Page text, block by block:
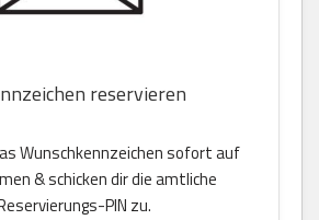
reservieren
Wunschkennzeichen sofort auf
& schicken dir die amtliche
PIN zu.